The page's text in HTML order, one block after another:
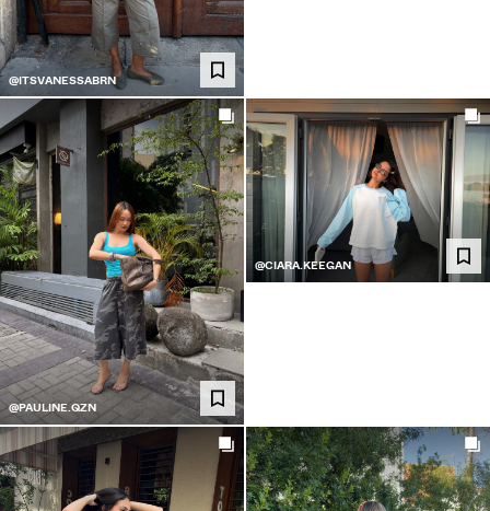
@ITSVANESSABRN
@PAULINE.QZN
@CIARA.KEEGAN